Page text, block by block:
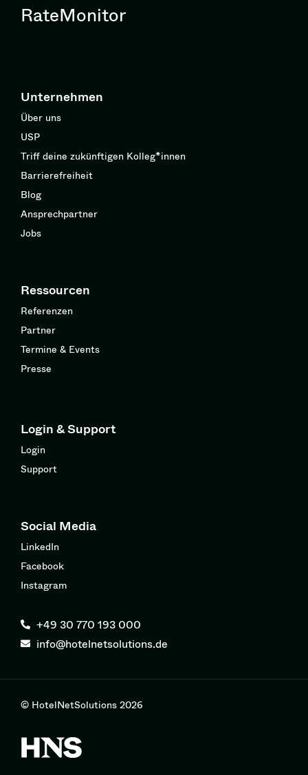
RateMonitor
Unternehmen
Über uns
USP
Triff deine zukünftigen Kolleg*innen
Barrierefreiheit
Blog
Ansprechpartner
Jobs
Ressourcen
Referenzen
Partner
Termine & Events
Presse
Login & Support
Login
Support
Social Media
LinkedIn
Facebook
Instagram
+49 30 770 193 000
info@hotelnetsolutions.de
© HotelNetSolutions 2026